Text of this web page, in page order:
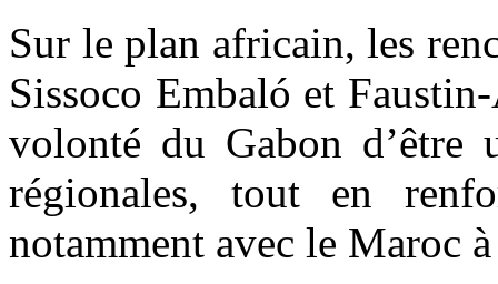
Sur le plan africain, les
Sissoco Embaló et
volonté du Gabon
régionales, tout en
notamment avec le Maroc